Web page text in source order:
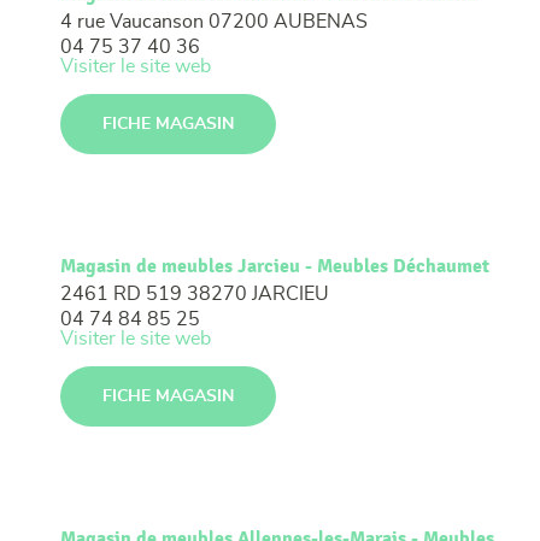
4 rue Vaucanson 07200 AUBENAS
04 75 37 40 36
Visiter le site web
FICHE MAGASIN
Magasin de meubles Jarcieu - Meubles Déchaumet
2461 RD 519 38270 JARCIEU
04 74 84 85 25
Visiter le site web
FICHE MAGASIN